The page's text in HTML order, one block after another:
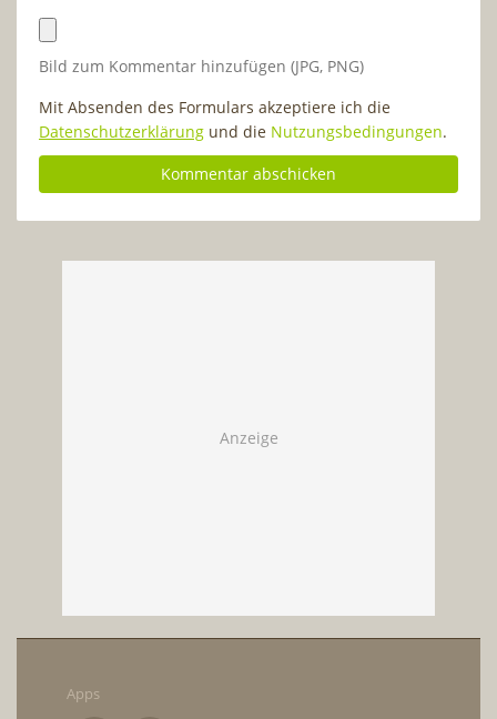
Bild zum Kommentar hinzufügen (JPG, PNG)
Mit Absenden des Formulars akzeptiere ich die
Datenschutzerklärung und die Nutzungsbedingungen.
Apps